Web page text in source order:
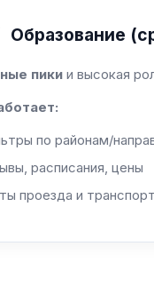
Образование
пики и высокая
по районам/
расписания, цены
проезда и транспорт